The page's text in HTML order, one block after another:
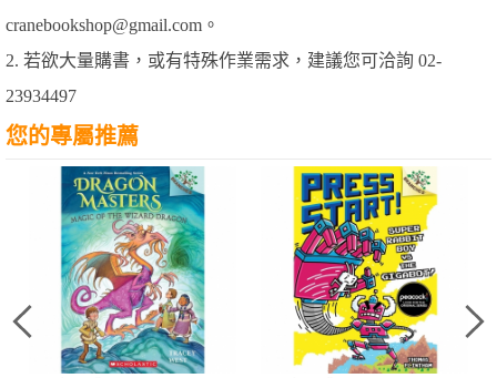
cranebookshop@gmail.com。
2. 若欲大量購書，或有特殊作業需求，建議您可洽詢 02-
23934497
您的專屬推薦